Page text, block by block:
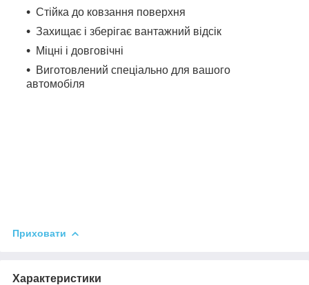
Стійка до ковзання поверхня
Захищає і зберігає вантажний відсік
Міцні і довговічні
Виготовлений спеціально для вашого
автомобіля
Приховати
Характеристики